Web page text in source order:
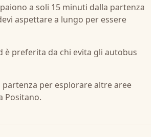
a soli 15 minuti dalla partenza
aspettare a lungo per essere
è preferita da chi evita gli autobus
partenza per esplorare altre aree
Positano.